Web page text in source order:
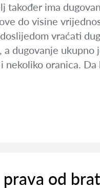
također ima
do visine
vraćati
dugovanje
oranica.
od